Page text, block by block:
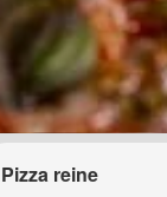
Pizza reine